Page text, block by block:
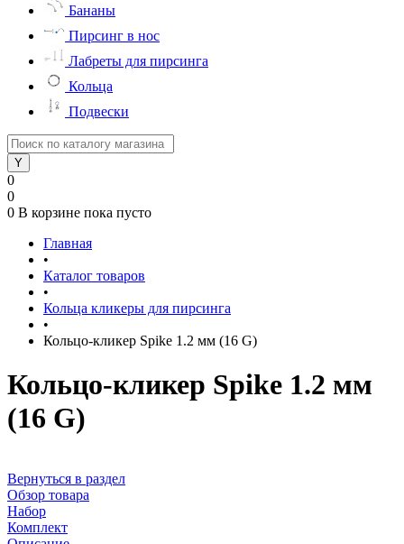
Бананы
Пирсинг в нос
Лабреты для пирсинга
Кольца
Подвески
0
0
0 В корзине пока пусто
Главная
•
Каталог товаров
•
Кольца кликеры для пирсинга
•
Кольцо-кликер Spike 1.2 мм (16 G)
Кольцо-кликер Spike 1.2 мм
(16 G)
Вернуться в раздел
Обзор товара
Набор
Комплект